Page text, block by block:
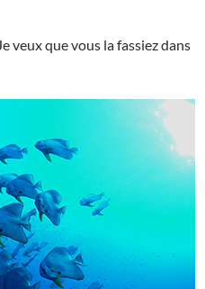
veux que vous la fassiez dans